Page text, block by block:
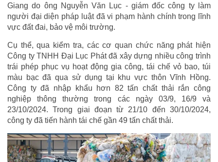
Giang do ông Nguyễn Văn Lục - giám đốc công ty làm
người đại diện pháp luật đã vi phạm hành chính trong lĩnh
vực đất đai, bảo vệ môi trường.
Cụ thể, qua kiểm tra, các cơ quan chức năng phát hiện
Công ty TNHH Đại Lục Phát đã xây dựng nhiều công trình
trái phép phục vụ hoạt động gia công, tái chế vỏ bao, túi
màu bạc đã qua sử dụng tại khu vực thôn Vĩnh Hồng.
Công ty đã nhập khẩu hơn 82 tấn chất thải rắn công
nghiệp thông thường trong các ngày 03/9, 16/9 và
23/10/2024. Trong giai đoạn từ 21/10 đến 30/10/2024,
công ty đã tiến hành tái chế gần 49 tấn chất thải.